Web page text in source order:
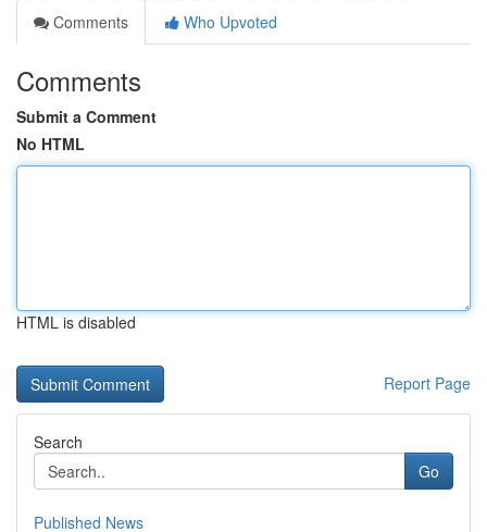
Comments
Who Upvoted
Comments
Submit a Comment
No HTML
HTML is disabled
Report Page
Search
Go
Published News